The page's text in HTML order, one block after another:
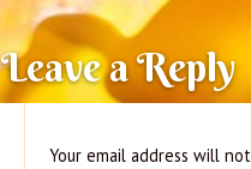
Leave a Reply
Your email address will